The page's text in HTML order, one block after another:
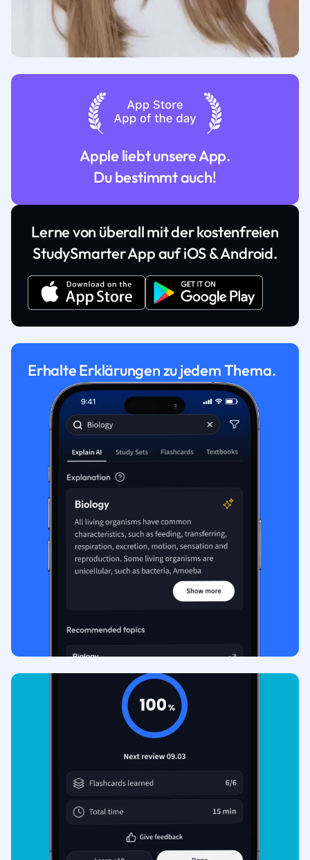
Apple liebt unsere App.
Du bestimmt auch!
Lerne von überall mit der kostenfreien
StudySmarter App auf iOS & Android.
Erhalte Erklärungen zu jedem Thema.